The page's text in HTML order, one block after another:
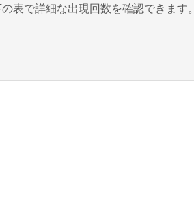
表で詳細な出現回数を確認できます。